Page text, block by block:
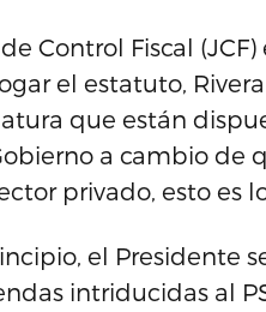
Control Fiscal
el estatuto,
que están
a cambio de
privado, esto es
el Presidente
intriducidas al